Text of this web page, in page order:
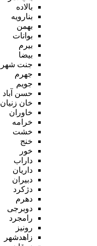
بالاده
بنارویه
بهمن
بوانات
بیرم
بیضا
جنت شهر
جهرم
جویم
حسن آباد
خان زنیان
خاوران
خرامه
خشت
خنج
خور
داراب
داریان
دبیران
دژکرد
دهرم
دوبرجی
رامجرد
رونیز
زاهدشهر